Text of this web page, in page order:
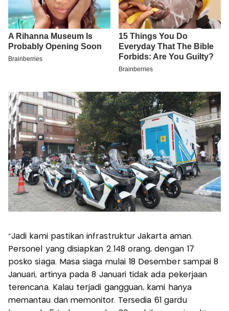
"Jadi kami pastikan infrastruktur Jakarta aman.
Personel yang disiapkan 2.148 orang, dengan 17
posko siaga. Masa siaga mulai 18 Desember sampai 8
Januari, artinya pada 8 Januari tidak ada pekerjaan
terencana. Kalau terjadi gangguan, kami hanya
memantau dan memonitor. Tersedia 61 gardu